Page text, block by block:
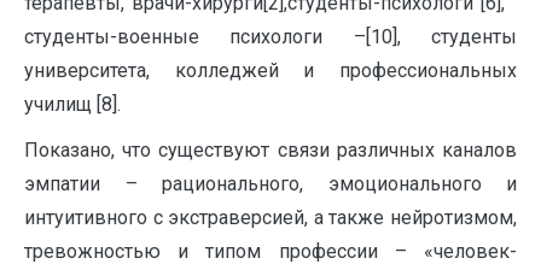
студенты-военные психологи –[10], студенты
университета, колледжей и профессиональных
училищ [8].
Показано, что существуют связи различных каналов
эмпатии – рационального, эмоционального и
интуитивного с экстраверсией, а также нейротизмом,
тревожностью и типом профессии – «человек-